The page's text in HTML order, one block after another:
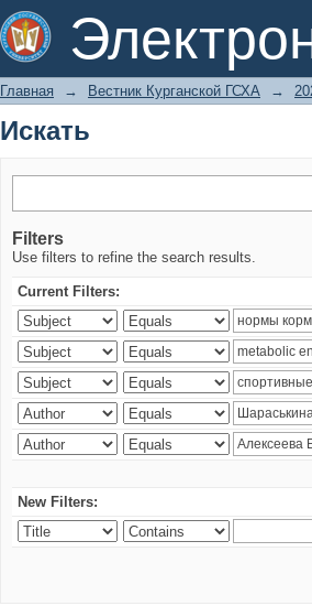
Искать
Главная → Вестник Курганской ГСХА →
Искать
Filters
Use filters to refine the search results.
Current Filters:
New Filters: